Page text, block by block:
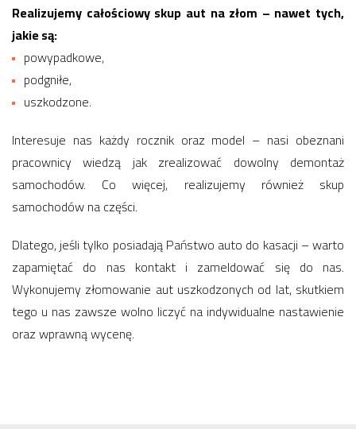
Realizujemy całościowy skup aut na złom – nawet tych,
jakie są:
powypadkowe,
podgniłe,
uszkodzone.
Interesuje nas każdy rocznik oraz model – nasi obeznani
pracownicy wiedzą jak zrealizować dowolny demontaż
samochodów. Co więcej, realizujemy również skup
samochodów na części.
Dlatego, jeśli tylko posiadają Państwo auto do kasacji – warto
zapamiętać do nas kontakt i zameldować się do nas.
Wykonujemy złomowanie aut uszkodzonych od lat, skutkiem
tego u nas zawsze wolno liczyć na indywidualne nastawienie
oraz wprawną wycenę.